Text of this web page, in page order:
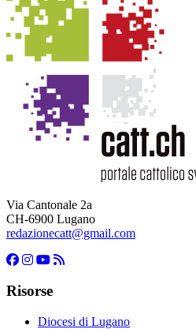
Via Cantonale 2a
CH-6900 Lugano
redazionecatt@gmail.com
Risorse
Diocesi di Lugano